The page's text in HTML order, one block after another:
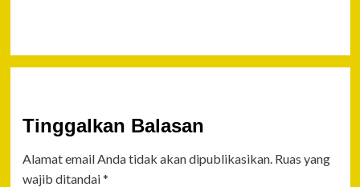
Tinggalkan Balasan
Alamat email Anda tidak akan dipublikasikan. Ruas yang
wajib ditandai*